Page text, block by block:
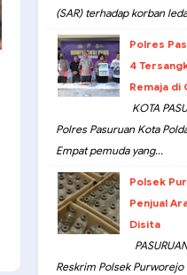
(SAR) terhadap korban
Polres
4
Remaja di
KOTA
Polres Pasuruan Kota
Empat pemuda yang...
Polsek
Penjual
Disita
Reskrim Polsek Purworejo